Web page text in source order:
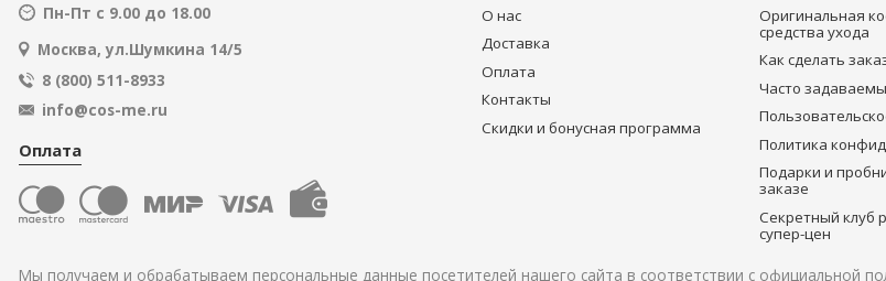
Пн-Пт с 9.00 до 18.00
Москва, ул.Шумкина 14/5
8 (800) 511-8933
info@cos-me.ru
Оплата
О нас
Доставка
Оплата
Контакты
Скидки и бонусная программа
Оригинальная
средства ухода
Как сделать
Часто
Политика
Подарки и
заказе
Секретный клуб
супер-цен
Мы получаем и обрабатываем персональные данные посетителей нашего сайта в соответствии с официальной